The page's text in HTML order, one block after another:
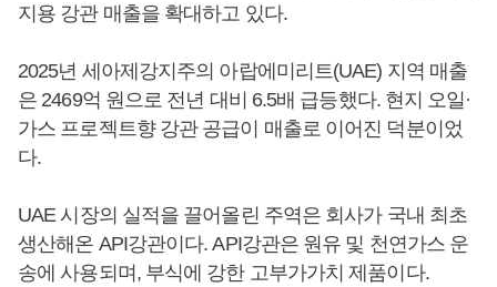
지용 강관 매출을 확대하고 있다.
2025년 세아제강지주의 아랍에미리트(UAE) 지역 매출
은 2469억 원으로 전년 대비 6.5배 급등했다. 현지 오일·
가스 프로젝트향 강관 공급이 매출로 이어진 덕분이었
다.
UAE 시장의 실적을 끌어올린 주역은 회사가 국내 최초
생산해온 API강관이다. API강관은 원유 및 천연가스 운
송에 사용되며, 부식에 강한 고부가가치 제품이다.